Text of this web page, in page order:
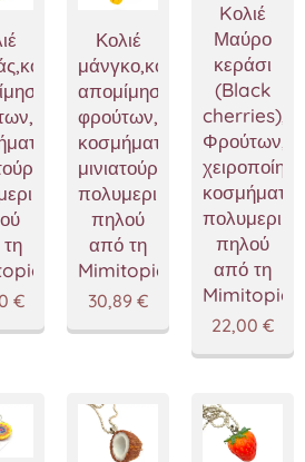
€
Κολιέ
μάνγκο,κοσμήματα
απομίμησης
φρούτων,χειροποίητα
κοσμήματα
μινιατούρες
πολυμερικού
πηλού
από τη
Mimitopia
30,89 €
Kολιέ
Μαύρο
κεράσι
(Black
Φρούτων,
χειροποίητα
κοσμήματα
πηλού
από τη
Mimitopia
22,00 €